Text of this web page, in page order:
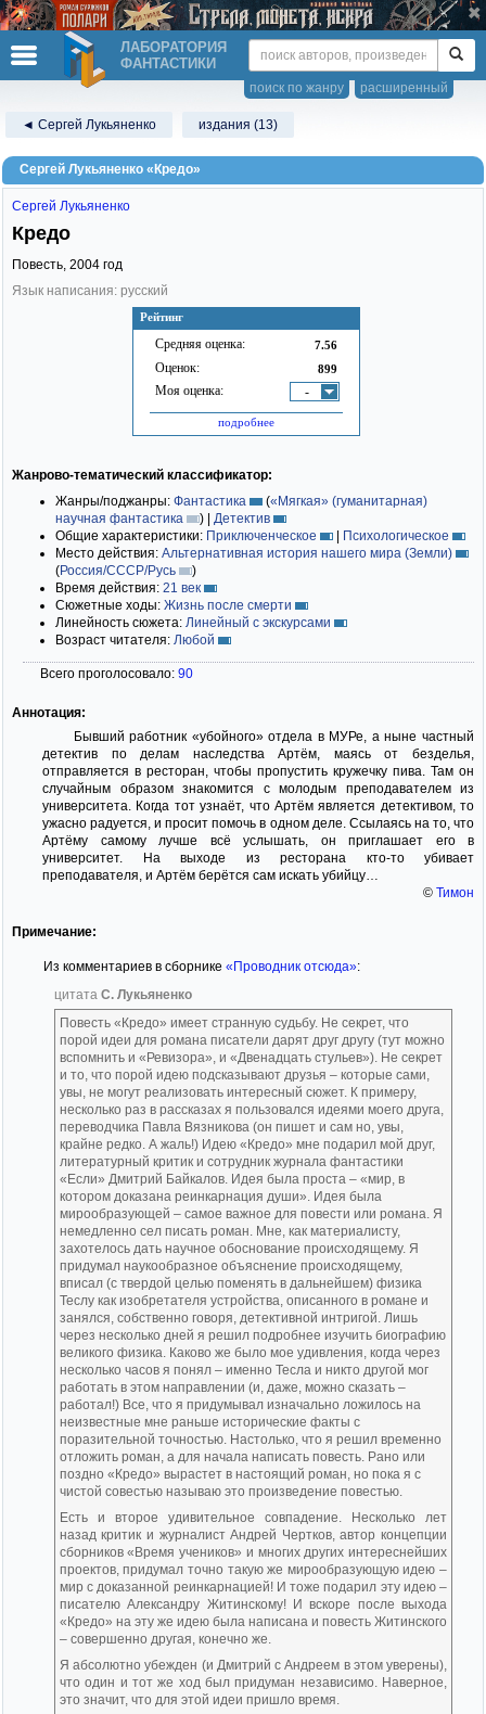
ЛАБОРАТОРИЯ
ФАНТАСТИКИ
расширенный
поиск по жанру
◄ Сергей Лукьяненко издания (13)
Сергей Лукьяненко «Кредо»
Рейтинг
Средняя оценка: 7.56
Оценок: 899
Моя оценка: -
подробнее
Сергей Лукьяненко
Кредо
Повесть, 2004 год
Язык написания: русский
Жанрово-тематический классификатор:
Жанры/поджанры: Фантастика («Мягкая» (гуманитарная)
научная фантастика
) | Детектив
Общие характеристики: Приключенческое | Психологическое
Место действия: Альтернативная история нашего мира (Земли)
(Россия/СССР/Русь
)
Время действия: 21 век
Сюжетные ходы: Жизнь после смерти
Линейность сюжета: Линейный с экскурсами
Возраст читателя: Любой
Всего проголосовало: 90
Аннотация:
Бывший работник «убойного» отдела в МУРе, а ныне частный
детектив по делам наследства Артём, маясь от безделья,
отправляется в ресторан, чтобы пропустить кружечку пива. Там он
случайным образом знакомится с молодым преподавателем из
университета. Когда тот узнаёт, что Артём является детективом, то
ужасно радуется, и просит помочь в одном деле. Ссылаясь на то, что
Артёму самому лучше всё услышать, он приглашает его в
университет. На выходе из ресторана кто-то убивает
преподавателя, и Артём берётся сам искать убийцу…
© Тимон
Примечание:
Из комментариев в сборнике «Проводник отсюда»:
цитата С. Лукьяненко
Повесть «Кредо» имеет странную судьбу. Не секрет, что
порой идеи для романа писатели дарят друг другу (тут можно
вспомнить и «Ревизора», и «Двенадцать стульев»). Не секрет
и то, что порой идею подсказывают друзья – которые сами,
увы, не могут реализовать интересный сюжет. К примеру,
несколько раз в рассказах я пользовался идеями моего друга,
переводчика Павла Вязникова (он пишет и сам но, увы,
крайне редко. А жаль!) Идею «Кредо» мне подарил мой друг,
литературный критик и сотрудник журнала фантастики
«Если» Дмитрий Байкалов. Идея была проста – «мир, в
котором доказана реинкарнация души». Идея была
мирообразующей – самое важное для повести или романа. Я
немедленно сел писать роман. Мне, как материалисту,
захотелось дать научное обоснование происходящему. Я
придумал наукообразное объяснение происходящему,
вписал (с твердой целью поменять в дальнейшем) физика
Теслу как изобретателя устройства, описанного в романе и
занялся, собственно говоря, детективной интригой. Лишь
через несколько дней я решил подробнее изучить биографию
великого физика. Каково же было мое удивления, когда через
несколько часов я понял – именно Тесла и никто другой мог
работать в этом направлении (и, даже, можно сказать –
работал!) Все, что я придумывал изначально ложилось на
неизвестные мне раньше исторические факты с
поразительной точностью. Настолько, что я решил временно
отложить роман, а для начала написать повесть. Рано или
поздно «Кредо» вырастет в настоящий роман, но пока я с
чистой совестью называю это произведение повестью.
Есть и второе удивительное совпадение. Несколько лет
назад критик и журналист Андрей Чертков, автор концепции
сборников «Время учеников» и многих других интереснейших
проектов, придумал точно такую же мирообразующую идею –
мир с доказанной реинкарнацией! И тоже подарил эту идею –
писателю Александру Житинскому! И вскоре после выхода
«Кредо» на эту же идею была написана и повесть Житинского
– совершенно другая, конечно же.
Я абсолютно убежден (и Дмитрий с Андреем в этом уверены),
что один и тот же ход был придуман независимо. Наверное,
это значит, что для этой идеи пришло время.